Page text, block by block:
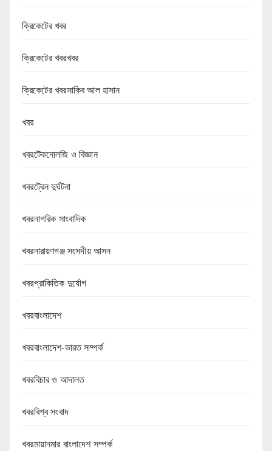
ক্রিকেটের খবর
ক্রিকেটের খবরখবর
ক্রিকেটের খবরসাকিব আল হাসান
খবর
খবরটেকনোলজি ও বিজ্ঞান
খবরট্রেন দুর্ঘটনা
খবরনাগরিক সাংবাদিক
খবরনারায়ণগঞ্জ সংসদীয় আসন
খবরপ্রাকিতিক দুর্যোগ
খবরবাংলাদেশ
খবরবাংলাদেশ-ভারত সম্পর্ক
খবরবিচার ও আদালত
খবরবিশ্ব সংবাদ
খবরমায়ানমার বাংলাদেশ সম্পর্ক